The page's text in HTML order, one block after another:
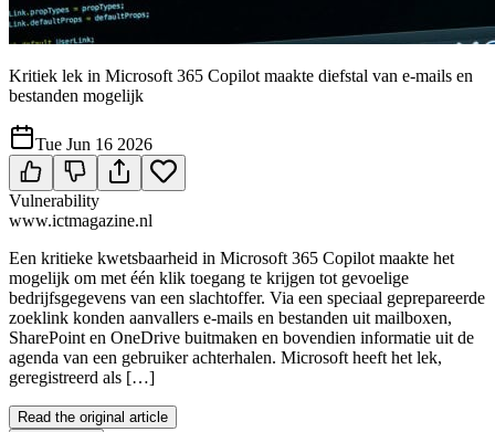
Kritiek lek in Microsoft 365 Copilot maakte diefstal van e-mails en
bestanden mogelijk
Tue Jun 16 2026
Vulnerability
www.ictmagazine.nl
Een kritieke kwetsbaarheid in Microsoft 365 Copilot maakte het
mogelijk om met één klik toegang te krijgen tot gevoelige
bedrijfsgegevens van een slachtoffer. Via een speciaal geprepareerde
zoeklink konden aanvallers e-mails en bestanden uit mailboxen,
SharePoint en OneDrive buitmaken en bovendien informatie uit de
agenda van een gebruiker achterhalen. Microsoft heeft het lek,
geregistreerd als […]
Read the original article